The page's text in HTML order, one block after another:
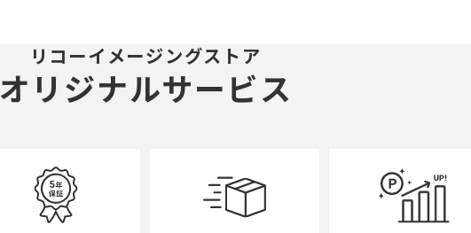
リコーイメージングストア
オリジナルサービス